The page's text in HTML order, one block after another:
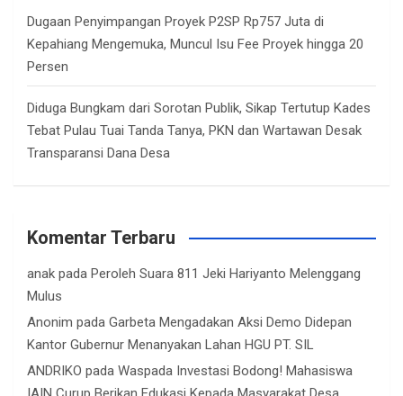
Dugaan Penyimpangan Proyek P2SP Rp757 Juta di
Kepahiang Mengemuka, Muncul Isu Fee Proyek hingga 20
Persen
Diduga Bungkam dari Sorotan Publik, Sikap Tertutup Kades
Tebat Pulau Tuai Tanda Tanya, PKN dan Wartawan Desak
Transparansi Dana Desa
Komentar Terbaru
anak pada Peroleh Suara 811 Jeki Hariyanto Melenggang
Mulus
Anonim pada Garbeta Mengadakan Aksi Demo Didepan
Kantor Gubernur Menanyakan Lahan HGU PT. SIL
ANDRIKO pada Waspada Investasi Bodong! Mahasiswa